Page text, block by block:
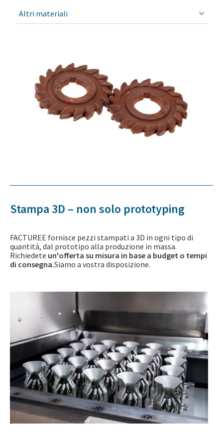
Altri materiali
Stampa 3D – non solo prototyping
FACTUREE fornisce pezzi stampati a 3D in ogni tipo di
quantità, dal prototipo alla produzione in massa.
Richiedete un'offerta su misura in base a budget o tempi
di consegna.Siamo a vostra disposizione.